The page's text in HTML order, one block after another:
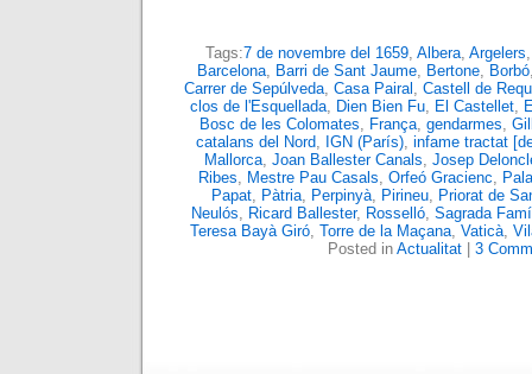
Tags:7 de novembre del 1659, Albera, Argelers
Barcelona Barri de Sant Jaume Bertone Borbó
Carrer de Sepúlveda Casa Pairal Castell de
clos de l'Esquellada Dien Bien Fu El Castellet
Bosc de les Colomates
França gendarmes
catalans del Nord, IGN (París), infame tractat
Mallorca Joan Ballester Canals Josep
Ribes
Mestre Pau Casals Orfeó Gracienc
Papat, Pàtria, Perpinyà, Pirineu, Priorat de
Neulós
Ricard Ballester, Rosselló, Sagrada
Teresa Bayà Giró Torre de la Maçana Vaticà
Posted in Actualitat| 3